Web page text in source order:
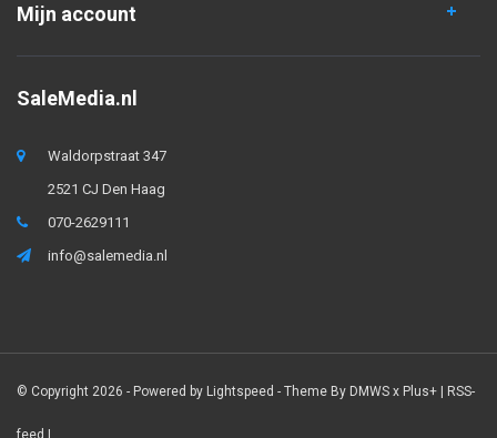
Mijn account
SaleMedia.nl
Waldorpstraat 347
2521 CJ Den Haag
070-2629111
info@salemedia.nl
© Copyright 2026 - Powered by Lightspeed - Theme By DMWS x Plus+ | RSS-
feed |